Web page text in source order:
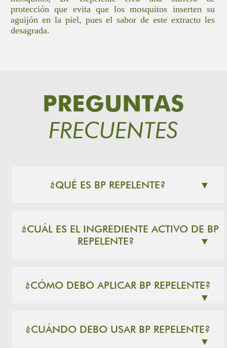
protección que evita que los mosquitos inserten su
aguijón en la piel, pues el sabor de este extracto les
desagrada.
PREGUNTAS
FRECUENTES
¿QUÉ ES BP REPELENTE? ▼
¿CUÁL ES EL INGREDIENTE ACTIVO DE BP
REPELENTE?
▼
¿CÓMO DEBO APLICAR BP REPELENTE?
▼
¿CUÁNDO DEBO USAR BP REPELENTE?
▼